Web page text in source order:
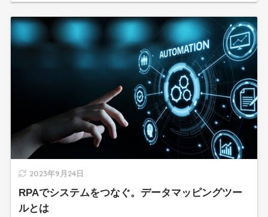
2023年9月24日
RPAでシステムをつなぐ。データマッピングツー
ルとは